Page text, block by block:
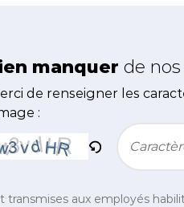
manquer de
de renseigner les
:
aux employés